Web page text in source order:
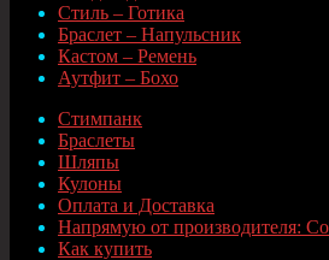
Стиль – Готика
Браслет – Напульсник
Кастом – Ремень
Аутфит – Бохо
Стимпанк
Браслеты
Шляпы
Кулоны
Оплата и Доставка
Напрямую от производителя:
Как купить